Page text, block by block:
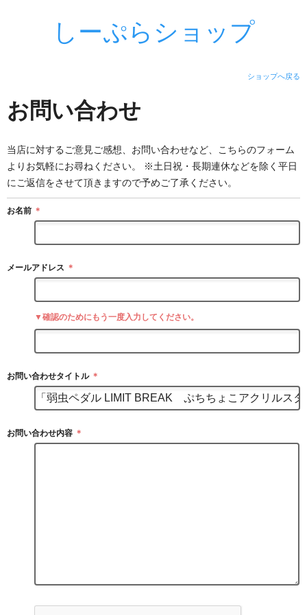
しーぷらショップ
ショップへ戻る
お問い合わせ
当店に対するご意見ご感想、お問い合わせなど、こちらのフォーム
よりお気軽にお尋ねください。 ※土日祝・長期連休などを除く平日
にご返信をさせて頂きますので予めご了承ください。
お名前 ＊
メールアドレス ＊
▼確認のためにもう一度入力してください。
お問い合わせタイトル ＊
お問い合わせ内容 ＊